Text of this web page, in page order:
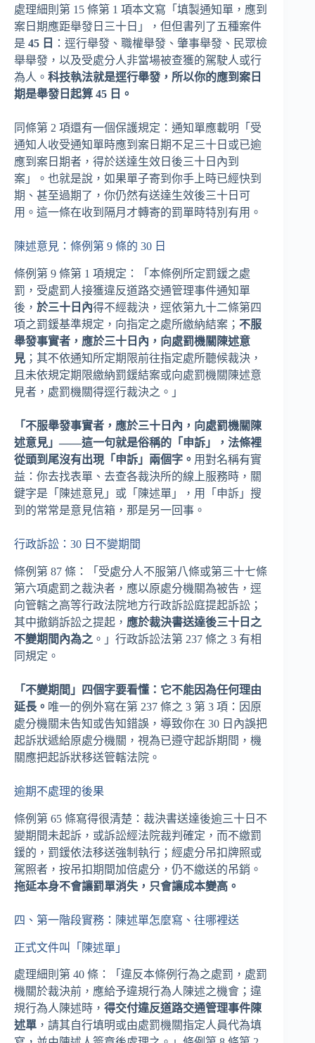
處理細則第 15 條第 1 項本文寫「填製通知單，應到
案日期應距舉發日三十日」，但但書列了五種案件
是 45 日
：逕行舉發、職權舉發、肇事舉發、民眾檢
舉舉發，以及受處分人非當場被查獲的駕駛人或行
為人。 科技執法就是逕行舉發，所以你的應到案日
期是舉發日起算 45 日。
同條第 2 項還有一個保護規定：通知單應載明「受
通知人收受通知單時應到案日期不足三十日或已逾
應到案日期者，得於送達生效日後三十日內到
案」。也就是說，如果單子寄到你手上時已經快到
期、甚至過期了，你仍然有送達生效後三十日可
用。這一條在收到隔月才轉寄的罰單時特別有用。
陳述意見：條例第 9 條的 30 日
條例第 9 條第 1 項規定：「本條例所定罰鍰之處
罰，受處罰人接獲違反道路交通管理事件通知單
後， 於三十日內得不經裁決，逕依第九十二條第四
項之罰鍰基準規定，向指定之處所繳納結案； 不服
舉發事實者，應於三十日內，向處罰機關陳述意
見 ；其不依通知所定期限前往指定處所聽候裁決，
且未依規定期限繳納罰鍰結案或向處罰機關陳述意
見者，處罰機關得逕行裁決之。」
「不服舉發事實者，應於三十日內，向處罰機關陳
述意見」——這一句就是俗稱的「申訴」，法條裡
從頭到尾沒有出現「申訴」兩個字。 用對名稱有實
益：你去找表單、去查各裁決所的線上服務時，關
鍵字是「陳述意見」或「陳述單」，用「申訴」搜
到的常常是意見信箱，那是另一回事。
行政訴訟：30 日不變期間
條例第 87 條：「受處分人不服第八條或第三十七條
第六項處罰之裁決者，應以原處分機關為被告，逕
向管轄之高等行政法院地方行政訴訟庭提起訴訟；
其中撤銷訴訟之提起， 應於裁決書送達後三十日之
不變期間內為之 。」行政訴訟法第 237 條之 3 有相
同規定。
「不變期間」四個字要看懂：它不能因為任何理由
延長。 唯一的例外寫在第 237 條之 3 第 3 項：因原
處分機關未告知或告知錯誤，導致你在 30 日內誤把
起訴狀遞給原處分機關，視為已遵守起訴期間，機
關應把起訴狀移送管轄法院。
逾期不處理的後果
條例第 65 條寫得很清楚：裁決書送達後逾三十日不
變期間未起訴，或訴訟經法院裁判確定，而不繳罰
鍰的，罰鍰依法移送強制執行；經處分吊扣牌照或
駕照者，按吊扣期間加倍處分，仍不繳送的吊銷。
拖延本身不會讓罰單消失，只會讓成本變高。
四、第一階段實務：陳述單怎麼寫、往哪裡送
正式文件叫「陳述單」
處理細則第 40 條：「違反本條例行為之處罰，處罰
機關於裁決前，應給予違規行為人陳述之機會；違
規行為人陳述時， 得交付違反道路交通管理事件陳
述單 ，請其自行填明或由處罰機關指定人員代為填